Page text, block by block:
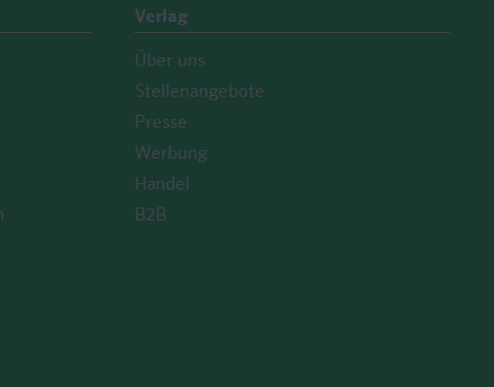
Verlag
Über uns
Stellenangebote
Presse
Werbung
Handel
B2B